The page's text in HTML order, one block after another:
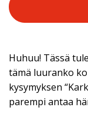
Huhuu! Tässä
tämä luuranko
kysymyksen
parempi antaa